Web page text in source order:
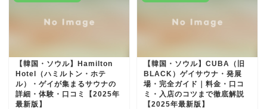
【韓国・ソウル】Hamilton
Hotel（ハミルトン・ホテ
ル）・ゲイが集まるサウナの
詳細・体験・口コミ【2025年
最新版】
【韓国・ソウル】CUBA（旧
BLACK）ゲイサウナ・発展
場・完全ガイド｜料金・口コ
ミ・入店のコツまで徹底解説
【2025年最新版】